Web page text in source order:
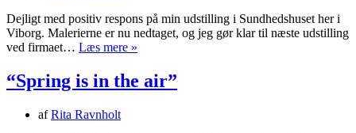
Dejligt med positiv respons på min udstilling i Sundhedshuset her i
Viborg. Malerierne er nu nedtaget, og jeg gør klar til næste udstilling
ved firmaet… Læs mere »
“Spring is in the air”
afRita Ravnholt